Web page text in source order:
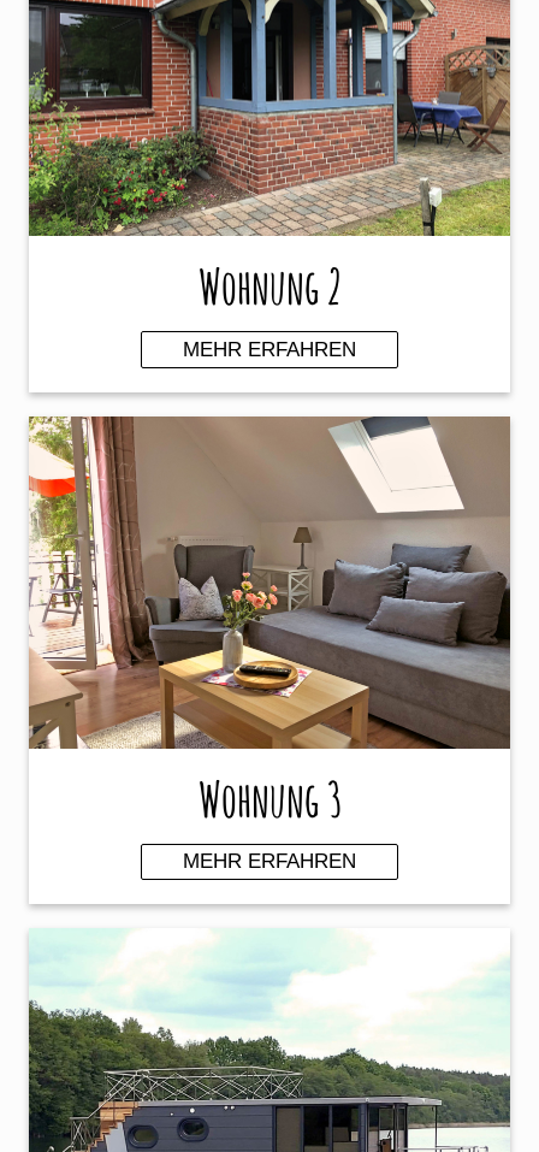
Wohnung 2
MEHR ERFAHREN
Wohnung 3
MEHR ERFAHREN